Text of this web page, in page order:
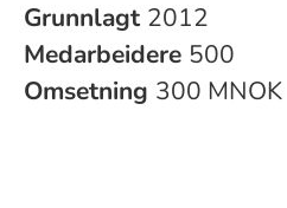
Grunnlagt 2012
Medarbeidere 500
Omsetning 300 MNOK